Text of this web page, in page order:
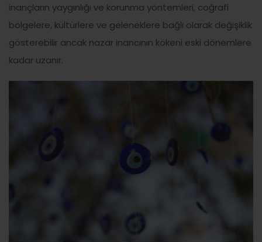
inançların yaygınlığı ve korunma yöntemleri, coğrafi
bölgelere, kültürlere ve geleneklere bağlı olarak değişiklik
gösterebilir ancak nazar inancının kökeni eski dönemlere
kadar uzanır.